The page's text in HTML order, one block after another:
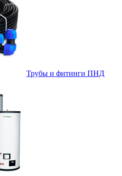
Трубы и фитинги ПНД